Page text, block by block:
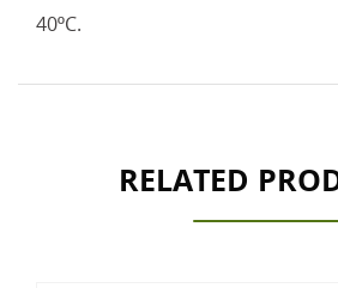
40ºC.
RELATED